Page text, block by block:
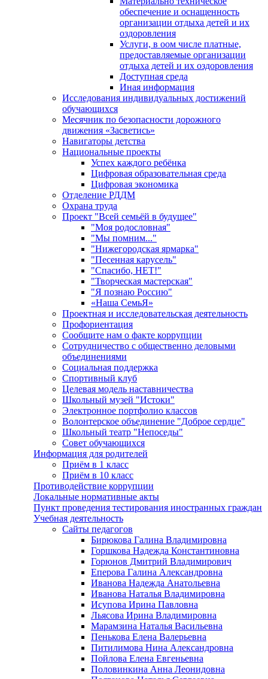
обеспечение и оснащенность
организации отдыха детей и их
оздоровления
Услуги, в оом числе платные,
предоставляемые организации
отдыха детей и их оздоровления
Доступная среда
Иная информация
Исследования индивидуальных достижений
обучающихся
Месячник по безопасности дорожного
движения «Засветись»
Навигаторы детства
Национальные проекты
Успех каждого ребёнка
Цифровая образовательная среда
Цифровая экономика
Отделение РДДМ
Охрана труда
Проект "Всей семьёй в будущее"
"Моя родословная"
"Мы помним..."
"Нижегородская ярмарка"
"Песенная карусель"
"Спасибо, НЕТ!"
"Творческая мастерская"
"Я познаю Россию"
«Наша СемьЯ»
Проектная и исследовательская деятельность
Профориентация
Сообщите нам о факте коррупции
Сотрудничество с общественно деловыми
объединениями
Социальная поддержка
Спортивный клуб
Целевая модель наставничества
Школьный музей "Истоки"
Электронное портфолио классов
Волонтерское объединение "Доброе сердце"
Школьный театр "Непоседы"
Совет обучающихся
Информация для родителей
Приём в 1 класс
Приём в 10 класс
Противодействие коррупции
Локальные нормативные акты
Пункт проведения тестирования иностранных граждан
Учебная деятельность
Сайты педагогов
Бирюкова Галина Владимировна
Горшкова Надежда Константиновна
Горюнов Дмитрий Владимирович
Еперова Галина Александровна
Иванова Надежда Анатольевна
Иванова Наталья Владимировна
Исупова Ирина Павловна
Льясова Ирина Владимировна
Марамзина Наталья Васильевна
Пенькова Елена Валерьевна
Питилимова Нина Александровна
Пойлова Елена Евгеньевна
Половинкина Анна Леонидовна